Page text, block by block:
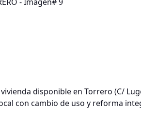
vivienda disponible en Torrero (C/
con cambio de uso y reforma